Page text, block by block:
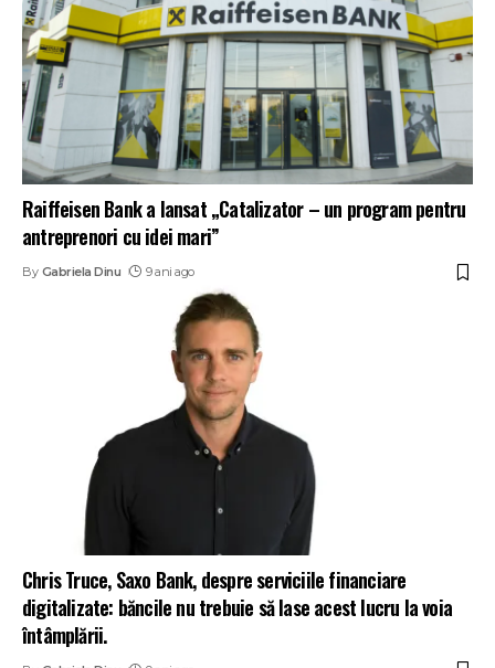
Raiffeisen Bank a lansat „Catalizator – un program pentru
antreprenori cu idei mari”
By Gabriela Dinu 9 ani ago
Chris Truce, Saxo Bank, despre serviciile financiare
digitalizate: băncile nu trebuie să lase acest lucru la voia
întâmplării.